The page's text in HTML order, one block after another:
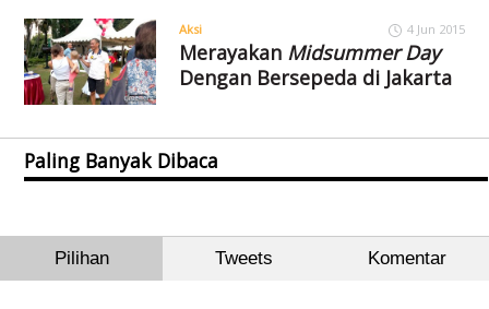
Aksi 4 Jun 2015
Merayakan Midsummer Day
Dengan Bersepeda di Jakarta
Paling Banyak Dibaca
Pilihan Tweets Komentar